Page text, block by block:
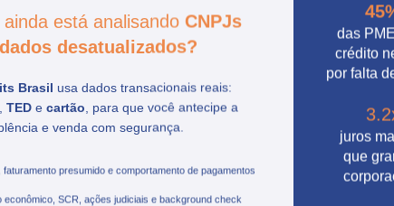
ainda está analisando CNPJs
dados desatualizados?
Brasil usa dados transacionais reais:
TED e cartão , para que você antecipe a
e venda com segurança.
faturamento presumido e comportamento de pagamentos
econômico, SCR, ações judiciais e background check
das
crédito
por falta
juros
que